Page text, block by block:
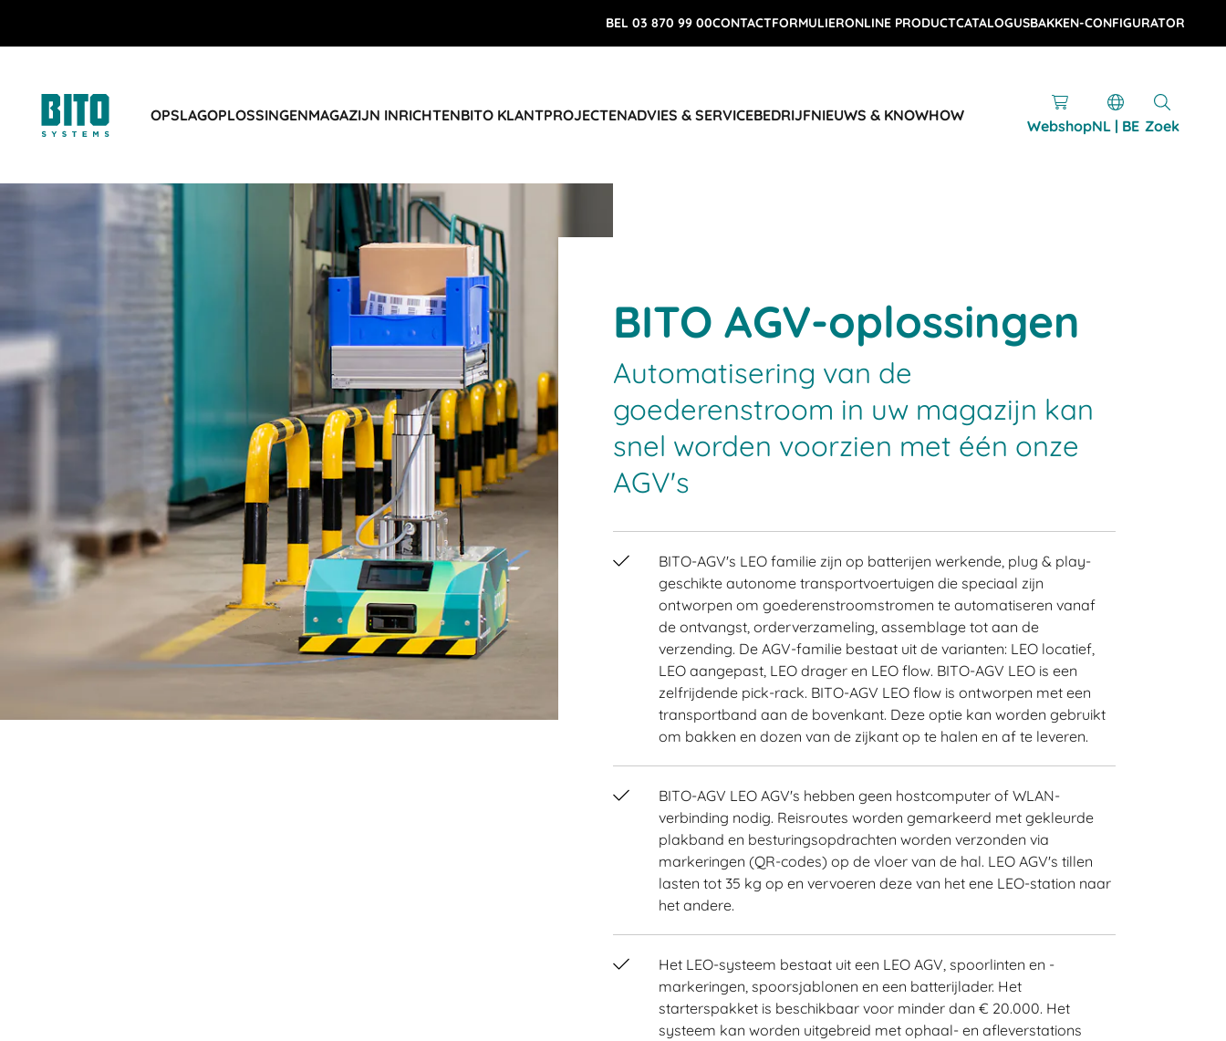
BEL 03 870 99 00CONTACTFORMULIERONLINE PRODUCTCATALOGUSBAKKEN-CONFIGURATOR
OPSLAGOPLOSSINGENMAGAZIJN INRICHTENBITO KLANTPROJECTENADVIES & SERVICEBEDRIJFNIEUWS & KNOWHOW
WebshopNL | BE Zoek
BITO AGV-oplossingen
Automatisering van de
goederenstroom in uw magazijn kan
snel worden voorzien met één onze
AGV's
BITO-AGV's LEO familie zijn op batterijen werkende, plug & play-
geschikte autonome transportvoertuigen die speciaal zijn
ontworpen om goederenstroomstromen te automatiseren vanaf
de ontvangst, orderverzameling, assemblage tot aan de
verzending. De AGV-familie bestaat uit de varianten: LEO locatief,
LEO aangepast, LEO drager en LEO flow. BITO-AGV LEO is een
zelfrijdende pick-rack. BITO-AGV LEO flow is ontworpen met een
transportband aan de bovenkant. Deze optie kan worden gebruikt
om bakken en dozen van de zijkant op te halen en af ​​te leveren.
BITO-AGV LEO AGV's hebben geen hostcomputer of WLAN-
verbinding nodig. Reisroutes worden gemarkeerd met gekleurde
plakband en besturingsopdrachten worden verzonden via
markeringen (QR-codes) op de vloer van de hal. LEO AGV's tillen
lasten tot 35 kg op en vervoeren deze van het ene LEO-station naar
het andere.
Het LEO-systeem bestaat uit een LEO AGV, spoorlinten en -
markeringen, spoorsjablonen en een batterijlader. Het
starterspakket is beschikbaar voor minder dan € 20.000. Het
systeem kan worden uitgebreid met ophaal- en afleverstations